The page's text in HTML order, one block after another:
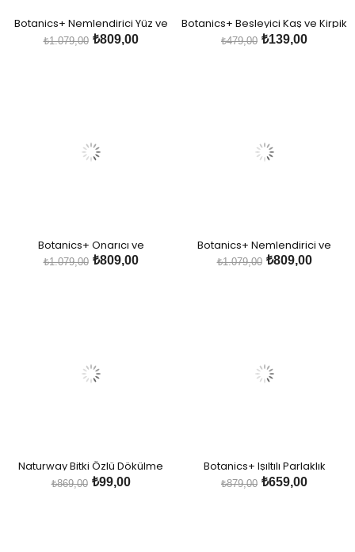
Botanics+ Nemlendirici Yüz ve
Boyun Kremi - Gül Özleri , E
₺809,00
₺1.079,00
Botanics+ Besleyici Kaş ve Kirpik
Serumu-Gül Suyu ve Provitamin
₺139,00
₺479,00
Botanics+ Onarıcı ve
Güçlendirici Bitkisel Saç Bakım
₺809,00
₺1.079,00
Botanics+ Nemlendirici ve
Canlandırıcı Bitkisel Saç Bakım
₺809,00
₺1.079,00
Naturway Bitki Özlü Dökülme
Karşıtı Saç Bakım Serumu
₺99,00
₺869,00
Botanics+ Işıltılı Parlaklık
Sağlayan Bitkisel Saç Bakım
₺659,00
₺879,00